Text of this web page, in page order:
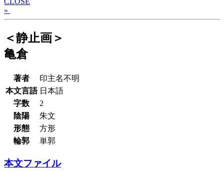
»
＜静止画＞
亀倉
著者
印主名不明
本文言語 日本語
字数
2
陰陽
朱文
形態
方形
輪郭
単郭
本文ファイル